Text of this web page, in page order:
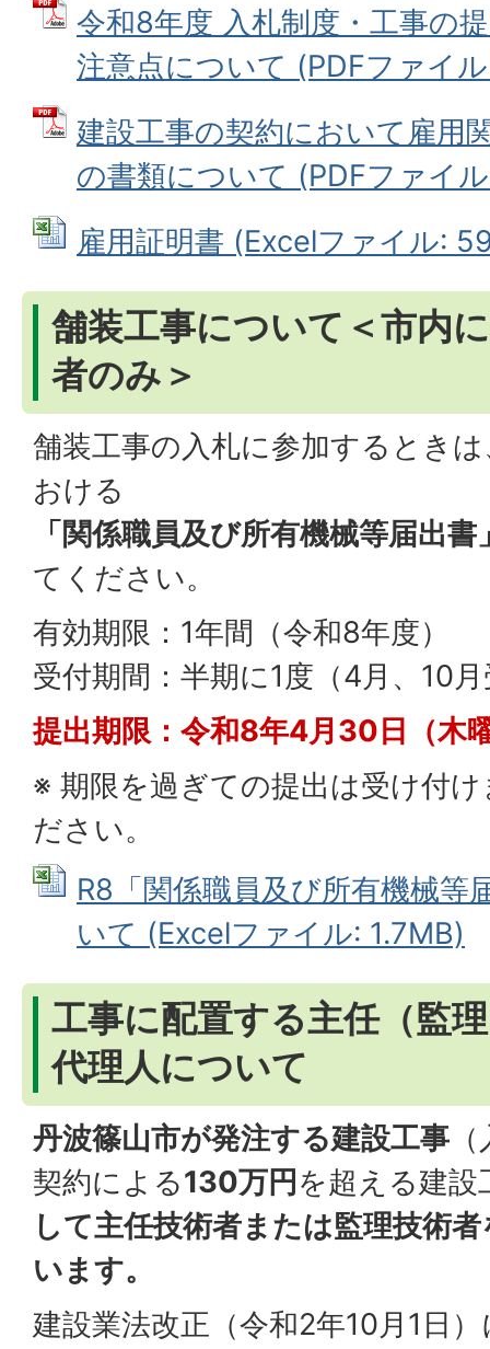
令和8年度 入札制度・工事の
注意点について (PDFファイ
建設工事の契約において雇用
の書類について (PDFファイ
雇用証明書 (Excelファイル:
舗装工事について＜市内
者のみ＞
舗装工事の入札に参加するとき
おける
「関係職員及び所有機械等届出書
てください。
有効期限：1年間（令和8年度）
受付期間：半期に1度（4月、10
提出期限：令和8年4月30日（木
※ 期限を過ぎての提出は受け付
ださい。
R8「関係職員及び所有機械等
いて (Excelファイル: 1.7MB)
工事に配置する主任（監
代理人について
丹波篠山市が発注する建設工事
契約による130万円 を超える建設
して主任技術者または監理技術
います。
建設業法改正（令和2年10月1日